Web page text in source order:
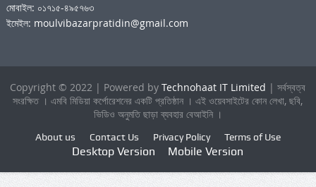
মোবাইল: ০১৭১৫-৪৯৫৭৬৩
ইমেইল: moulvibazarpratidin@gmail.com
Copyright © 2022 | Powered byTechnohaat IT Limited | সর্বস্বত্ব
সংরক্ষিত । এমবি মিডিয়া কর্পোরেশনের একটি প্রতিষ্ঠান । এই ওয়েবসাইটের কোন লেখা, ছবি,
ভিডিও অনুমতি ছাড়া ব্যবহার বেআইনি ।
About us Contact Us Privacy Policy Terms of Use
Desktop Version Mobile Version